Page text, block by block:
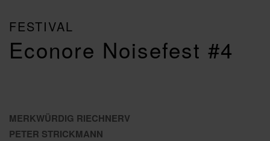
FESTIVAL
Econore Noisefest #4
MERKWÜRDIG RIECHNERV
PETER STRICKMANN